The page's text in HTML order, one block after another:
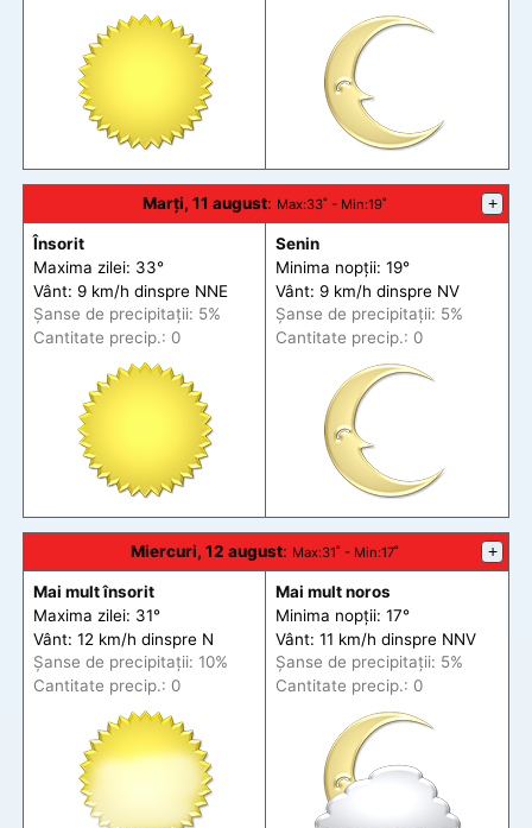
Marți, 11 august: Max:33˚ - Min:19˚ +
Însorit
Maxima zilei: 33°
Vânt: 9 km/h dinspre NNE
Șanse de precipitații: 5%
Cantitate precip.: 0
Senin
Minima nopții: 19°
Vânt: 9 km/h dinspre NV
Șanse de precipitații: 5%
Cantitate precip.: 0
Miercuri, 12 august: Max:31˚ - Min:17˚ +
Mai mult însorit
Maxima zilei: 31°
Vânt: 12 km/h dinspre N
Șanse de precipitații: 10%
Cantitate precip.: 0
Mai mult noros
Minima nopții: 17°
Vânt: 11 km/h dinspre NNV
Șanse de precipitații: 5%
Cantitate precip.: 0